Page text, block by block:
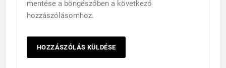
mentése a böngészőben a következő
hozzászólásomhoz.